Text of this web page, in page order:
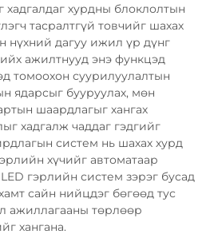
хадгалдаг хурдны блоклолтын
тасралтгүй товчийг шахах
нүхний дагуу ижил үр дүнг
ажилтнууд энэ функцэд
томоохон суурилуулалтын
ядарсыг бууруулах, мөн
шаардлагыг хангах
хадгалж чаддаг гэдгийг
систем нь шахах хурд
хүчийг автоматаар
гэрлийн систем зэрэг бусад
сайн нийцдэг бөгөөд тус
ажиллагааны төрлөөр
хангана.